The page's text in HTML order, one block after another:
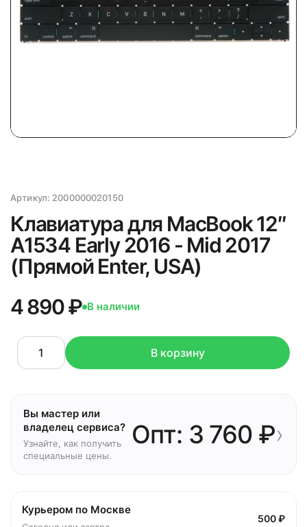
Артикул: 2000000020150
Клавиатура для MacBook 12″
A1534 Early 2016 - Mid 2017
(Прямой Enter, USA)
4 890 ₽ В наличии
В корзину
Вы мастер или
владелец сервиса?
Узнайте, как получить
специальные цены.
Опт: 3 760 ₽›
Курьером по Москве
500 ₽